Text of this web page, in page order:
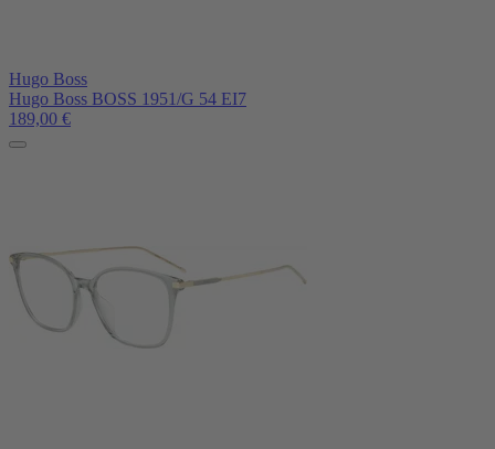
Hugo Boss
Hugo Boss BOSS 1951/G 54 EI7
189,00 €